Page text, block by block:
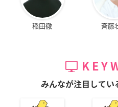
稲田徹 斉藤
みんなが注目してい